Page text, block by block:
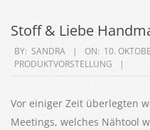
Stoff & Liebe
2022-
10-
BY: SANDRA ON: 10.
PRODUKTVORSTELLUNG
Vor einiger Zeit überlegten
Meetings, welches Nähtool